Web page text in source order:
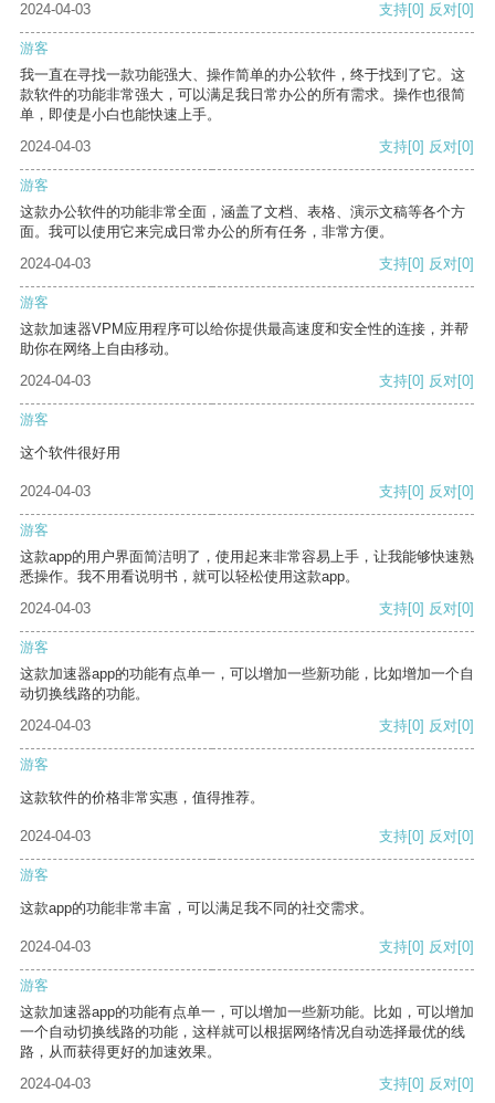
2024-04-03 支持[0] 反对[0]
游客
我一直在寻找一款功能强大、操作简单的办公软件，终于找到了它。这
款软件的功能非常强大，可以满足我日常办公的所有需求。操作也很简
单，即使是小白也能快速上手。
2024-04-03
支持[0] 反对[0]
游客
这款办公软件的功能非常全面，涵盖了文档、表格、演示文稿等各个方
面。我可以使用它来完成日常办公的所有任务，非常方便。
2024-04-03
支持[0] 反对[0]
游客
这款加速器VPM应用程序可以给你提供最高速度和安全性的连接，并帮
助你在网络上自由移动。
2024-04-03
支持[0] 反对[0]
游客
这个软件很好用
2024-04-03 支持[0] 反对[0]
游客
这款app的用户界面简洁明了，使用起来非常容易上手，让我能够快速熟
悉操作。我不用看说明书，就可以轻松使用这款app。
2024-04-03
支持[0] 反对[0]
游客
这款加速器app的功能有点单一，可以增加一些新功能，比如增加一个自
动切换线路的功能。
2024-04-03
支持[0] 反对[0]
游客
这款软件的价格非常实惠，值得推荐。
2024-04-03 支持[0] 反对[0]
游客
这款app的功能非常丰富，可以满足我不同的社交需求。
2024-04-03 支持[0] 反对[0]
游客
这款加速器app的功能有点单一，可以增加一些新功能。比如，可以增加
一个自动切换线路的功能，这样就可以根据网络情况自动选择最优的线
路，从而获得更好的加速效果。
2024-04-03
支持[0] 反对[0]